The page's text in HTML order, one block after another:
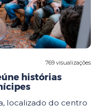
769 visualizações
histórias
localizado do centro